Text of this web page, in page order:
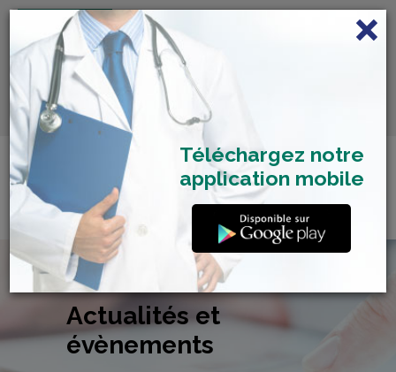
FRANÇAIS
Centre de Check-up Bilan
Santé
Actualités et
évènements
Téléchargez notre
application mobile